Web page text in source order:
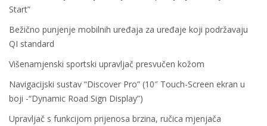
Start”
Bežično punjenje mobilnih uređaja za uređaje koji podržavaju
QI standard
Višenamjenski sportski upravljač presvučen kožom
Navigacijski sustav “Discover Pro” (10″ Touch-Screen ekran u
boji -“Dynamic Road Sign Display”)
Upravljač s funkcijom prijenosa brzina, ručica mjenjača